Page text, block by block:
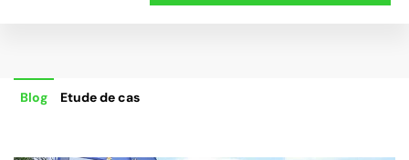
Blog Etude de cas